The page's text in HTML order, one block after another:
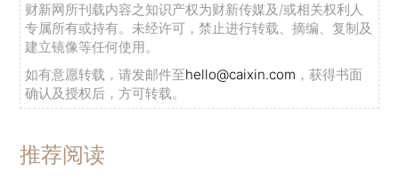
财新网所刊载内容之知识产权为财新传媒及/或相关权利人
专属所有或持有。未经许可，禁止进行转载、摘编、复制及
建立镜像等任何使用。
如有意愿转载，请发邮件至hello@caixin.com ，获得书面
确认及授权后，方可转载。
推荐阅读